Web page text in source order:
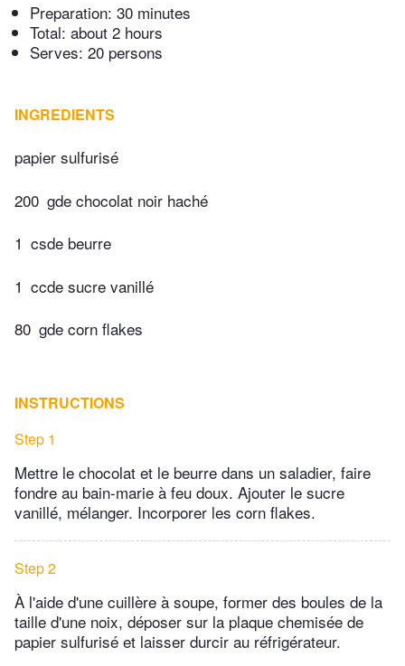
Preparation: 30 minutes
Total: about 2 hours
Serves: 20 persons
INGREDIENTS
papier sulfurisé
200 gde chocolat noir haché
1 csde beurre
1 ccde sucre vanillé
80 gde corn flakes
INSTRUCTIONS
Step 1
Mettre le chocolat et le beurre dans un saladier, faire
fondre au bain-marie à feu doux. Ajouter le sucre
vanillé, mélanger. Incorporer les corn flakes.
Step 2
À l'aide d'une cuillère à soupe, former des boules de la
taille d'une noix, déposer sur la plaque chemisée de
papier sulfurisé et laisser durcir au réfrigérateur.